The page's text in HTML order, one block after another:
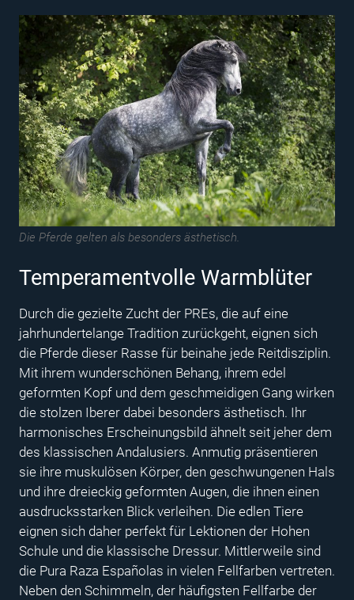
Die Pferde gelten als besonders ästhetisch.
Temperamentvolle Warmblüter
Durch die gezielte Zucht der PREs, die auf eine
jahrhundertelange Tradition zurückgeht, eignen sich
die Pferde dieser Rasse für beinahe jede Reitdisziplin.
Mit ihrem wunderschönen Behang, ihrem edel
geformten Kopf und dem geschmeidigen Gang wirken
die stolzen Iberer dabei besonders ästhetisch. Ihr
harmonisches Erscheinungsbild ähnelt seit jeher dem
des klassischen Andalusiers. Anmutig präsentieren
sie ihre muskulösen Körper, den geschwungenen Hals
und ihre dreieckig geformten Augen, die ihnen einen
ausdrucksstarken Blick verleihen. Die edlen Tiere
eignen sich daher perfekt für Lektionen der Hohen
Schule und die klassische Dressur. Mittlerweile sind
die Pura Raza Españolas in vielen Fellfarben vertreten.
Neben den Schimmeln, der häufigsten Fellfarbe der